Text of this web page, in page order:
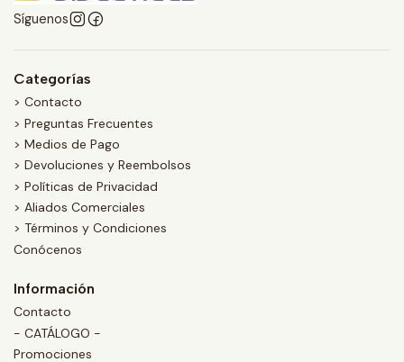
Síguenos
Categorías
> Contacto
> Preguntas Frecuentes
> Medios de Pago
> Devoluciones y Reembolsos
> Políticas de Privacidad
> Aliados Comerciales
> Términos y Condiciones
Conócenos
Información
Contacto
- CATÁLOGO -
Promociones